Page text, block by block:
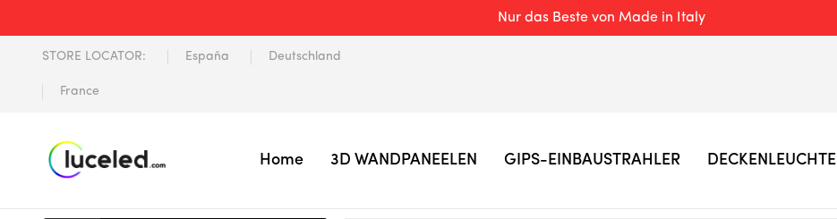
Nur das Beste von Made in Italy
STORE LOCATOR: España Deutschland
France
Home 3D WANDPANEELEN GIPS-EINBAUSTRAHLER DECKENLEUCHTE